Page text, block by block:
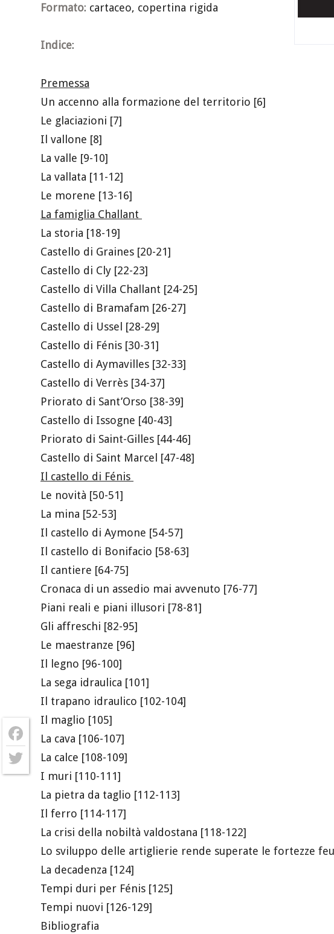
Formato: cartaceo, copertina rigida
Indice:
Premessa
Un accenno alla formazione del territorio [6]
Le glaciazioni [7]
Il vallone [8]
La valle [9-10]
La vallata [11-12]
Le morene [13-16]
La famiglia Challant
La storia [18-19]
Castello di Graines [20-21]
Castello di Cly [22-23]
Castello di Villa Challant [24-25]
Castello di Bramafam [26-27]
Castello di Ussel [28-29]
Castello di Fénis [30-31]
Castello di Aymavilles [32-33]
Castello di Verrès [34-37]
Priorato di Sant’Orso [38-39]
Castello di Issogne [40-43]
Priorato di Saint-Gilles [44-46]
Castello di Saint Marcel [47-48]
Il castello di Fénis
Le novità [50-51]
La mina [52-53]
Il castello di Aymone [54-57]
Il castello di Bonifacio [58-63]
Il cantiere [64-75]
Cronaca di un assedio mai avvenuto [76-77]
Piani reali e piani illusori [78-81]
Gli affreschi [82-95]
Le maestranze [96]
Il legno [96-100]
La sega idraulica [101]
Il trapano idraulico [102-104]
Il maglio [105]
La cava [106-107]
La calce [108-109]
I muri [110-111]
La pietra da taglio [112-113]
Il ferro [114-117]
La crisi della nobiltà valdostana [118-122]
Lo sviluppo delle artiglierie rende superate le fortezze
La decadenza [124]
Tempi duri per Fénis [125]
Tempi nuovi [126-129]
Bibliografia
Facebook
Twitter